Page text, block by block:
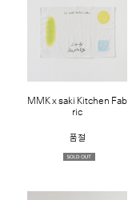
MMK x saki Kitchen Fab
ric
품절